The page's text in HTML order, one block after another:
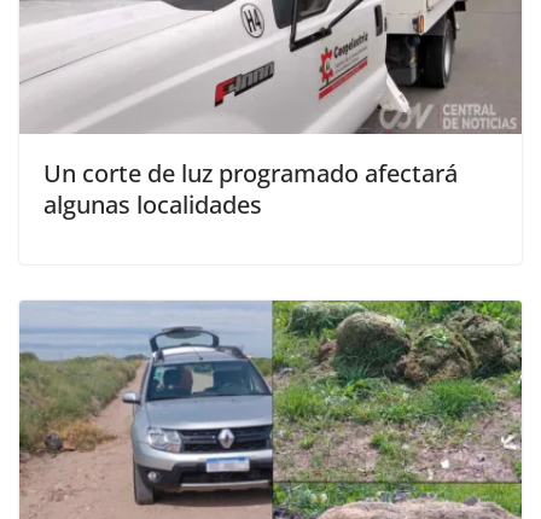
Un corte de luz programado afectará
algunas localidades